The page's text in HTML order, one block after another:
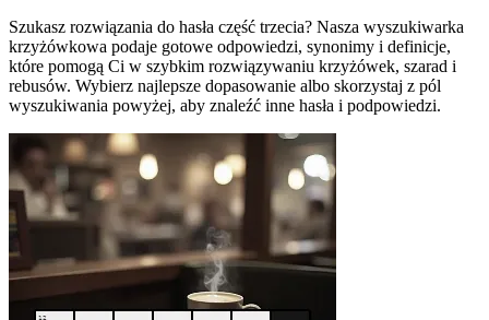
Szukasz rozwiązania do hasła część trzecia? Nasza wyszukiwarka
krzyżówkowa podaje gotowe odpowiedzi, synonimy i definicje,
które pomogą Ci w szybkim rozwiązywaniu krzyżówek, szarad i
rebusów. Wybierz najlepsze dopasowanie albo skorzystaj z pól
wyszukiwania powyżej, aby znaleźć inne hasła i podpowiedzi.